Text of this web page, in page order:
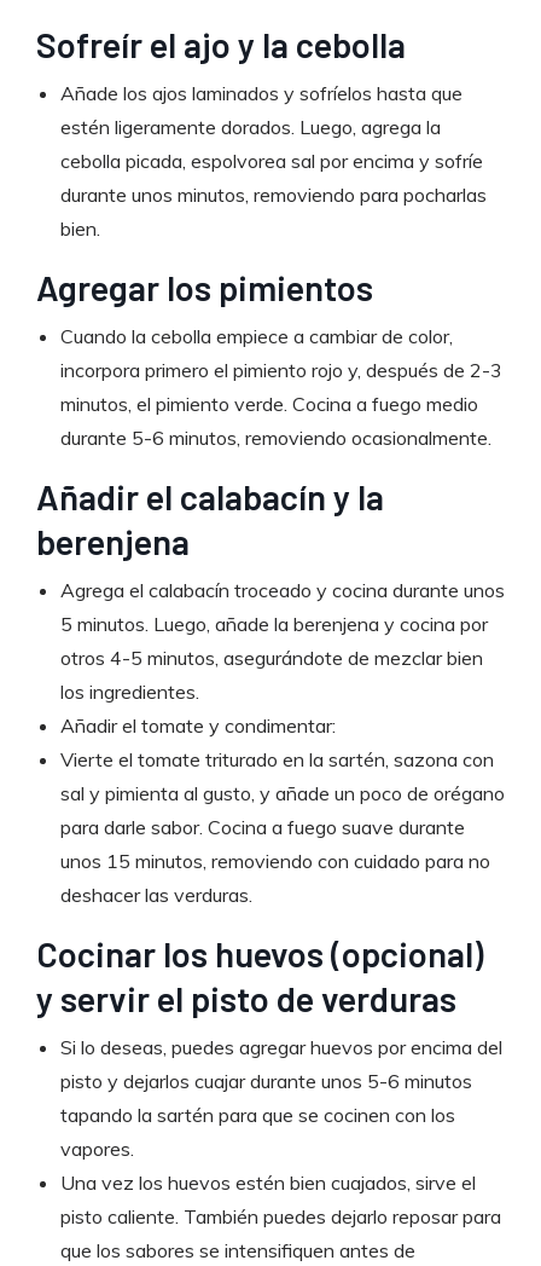
Sofreír el ajo y la cebolla
Añade los ajos laminados y sofríelos hasta que
estén ligeramente dorados. Luego, agrega la
cebolla picada, espolvorea sal por encima y sofríe
durante unos minutos, removiendo para pocharlas
bien.
Agregar los pimientos
Cuando la cebolla empiece a cambiar de color,
incorpora primero el pimiento rojo y, después de 2-3
minutos, el pimiento verde. Cocina a fuego medio
durante 5-6 minutos, removiendo ocasionalmente.
Añadir el calabacín y la
berenjena
Agrega el calabacín troceado y cocina durante unos
5 minutos. Luego, añade la berenjena y cocina por
otros 4-5 minutos, asegurándote de mezclar bien
los ingredientes.
Añadir el tomate y condimentar:
Vierte el tomate triturado en la sartén, sazona con
sal y pimienta al gusto, y añade un poco de orégano
para darle sabor. Cocina a fuego suave durante
unos 15 minutos, removiendo con cuidado para no
deshacer las verduras.
Cocinar los huevos (opcional)
y servir el pisto de verduras
Si lo deseas, puedes agregar huevos por encima del
pisto y dejarlos cuajar durante unos 5-6 minutos
tapando la sartén para que se cocinen con los
vapores.
Una vez los huevos estén bien cuajados, sirve el
pisto caliente. También puedes dejarlo reposar para
que los sabores se intensifiquen antes de